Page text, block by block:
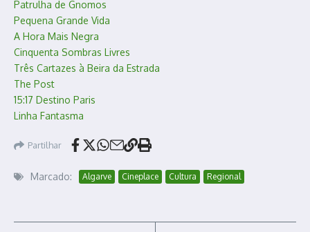
Patrulha de Gnomos
Pequena Grande Vida
A Hora Mais Negra
Cinquenta Sombras Livres
Três Cartazes à Beira da Estrada
The Post
15:17 Destino Paris
Linha Fantasma
Partilhar
Marcado: Algarve Cineplace Cultura Regional